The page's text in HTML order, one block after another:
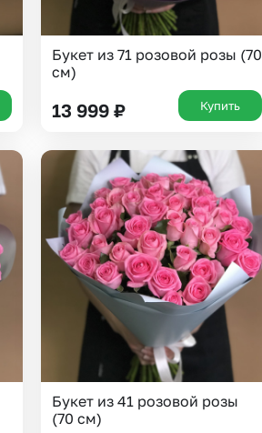
Букет из 71 розовой розы (70
см)
13 999 ₽ Купить
Букет из 41 розовой розы
(70 см)